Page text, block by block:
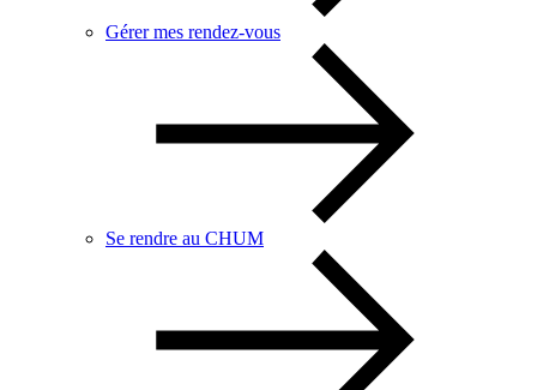
Gérer mes rendez-vous
Se rendre au CHUM